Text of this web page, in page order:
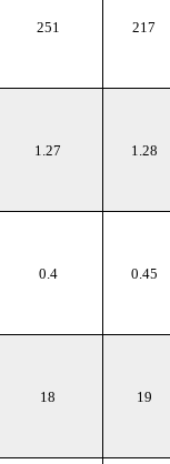
251 217
1.27 1.28
0.4 0.45
18 19